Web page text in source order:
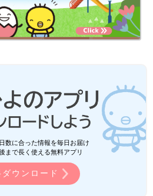
数に合った情報を毎日お届け
まで長く使える無料アプリ
ウンロード